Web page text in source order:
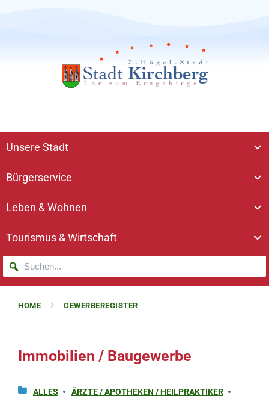
Unsere Stadt
Bürgerservice
Leben & Wohnen
Tourismus & Wirtschaft
HOME GEWERBEREGISTER
Immobilien / Baugewerbe
ALLES
ÄRZTE / APOTHEKEN / HEILPRAKTIKER